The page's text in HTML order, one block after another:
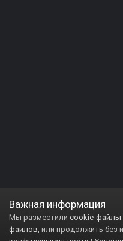
Важная информация
Мы разместили cookie-файлы
файлов, или продолжить без